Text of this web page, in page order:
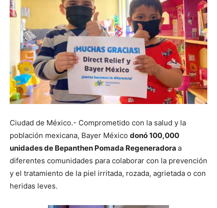
Ciudad de México.- Comprometido con la salud y la
población mexicana, Bayer México donó 100,000
unidades de Bepanthen Pomada Regeneradora a
diferentes comunidades para colaborar con la prevención
y el tratamiento de la piel irritada, rozada, agrietada o con
heridas leves.